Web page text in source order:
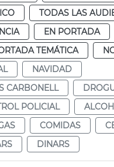
TODAS LAS
EN PORTADA
TEMÁTICA
NAVIDAD
CARBONELL
POLICIAL
COMIDAS
DINARS